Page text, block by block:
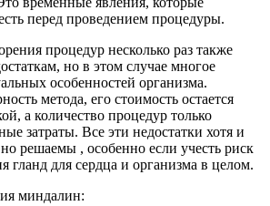
перед проведением процедуры.
процедур несколько раз также
но в этом случае многое
особенностей организма.
метода, его стоимость остается
а количество процедур только
затраты. Все эти недостатки хотя и
решаемы , особенно если учесть риск
гланд для сердца и организма в целом.
миндалин: